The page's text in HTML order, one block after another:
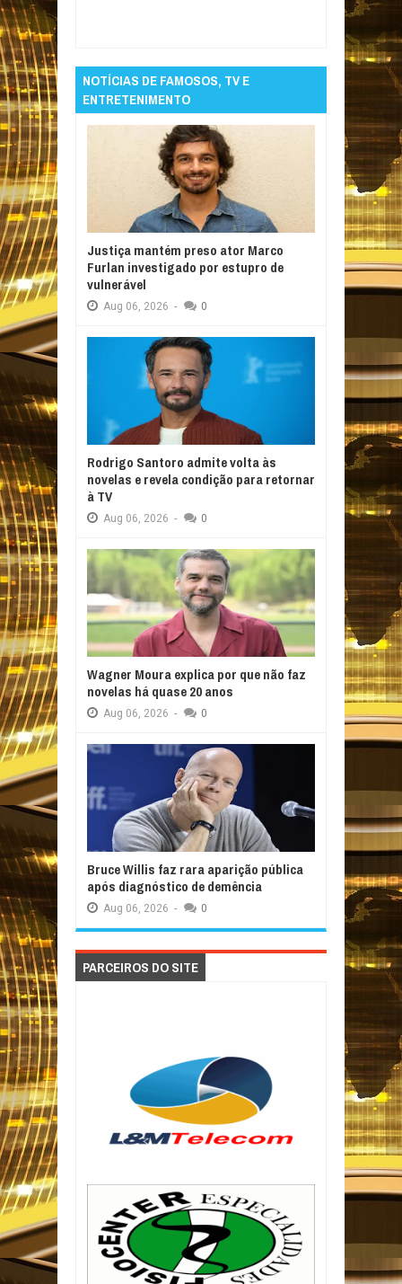
NOTÍCIAS DE FAMOSOS, TV E
ENTRETENIMENTO
Justiça mantém preso ator Marco
Furlan investigado por estupro de
vulnerável
Aug 06, 2026 - 0
Rodrigo Santoro admite volta às
novelas e revela condição para retornar
à TV
Aug 06, 2026 - 0
Wagner Moura explica por que não faz
novelas há quase 20 anos
Aug 06, 2026 - 0
Bruce Willis faz rara aparição pública
após diagnóstico de demência
Aug 06, 2026 - 0
PARCEIROS DO SITE